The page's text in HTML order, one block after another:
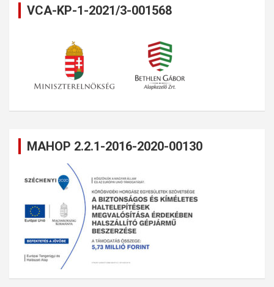
VCA-KP-1-2021/3-001568
MAHOP 2.2.1-2016-2020-00130